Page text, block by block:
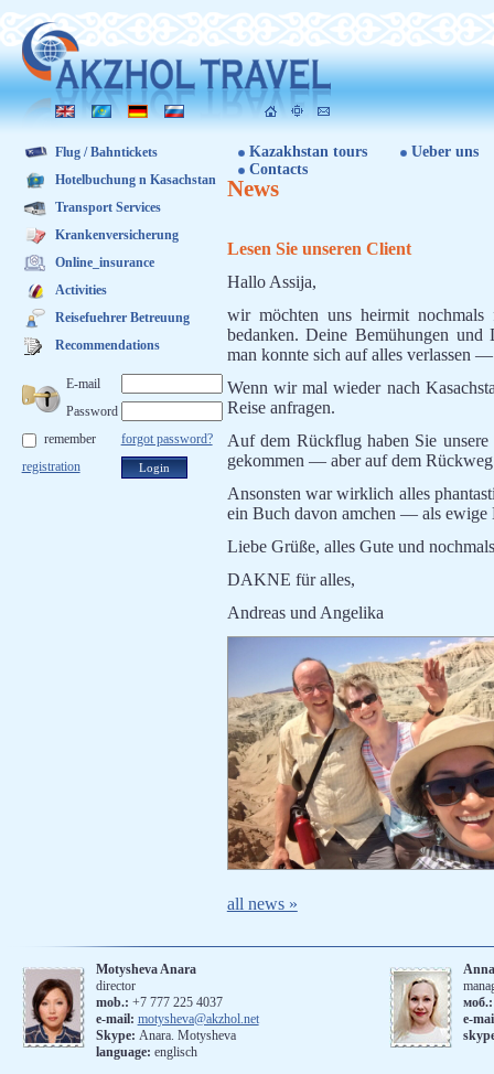
Kazakhstan tours
Ueber uns
Contacts
Flug / Bahntickets
Hotelbuchung n Kasachstan
Transport Services
Krankenversicherung
Online_insurance
Activities
Reisefuehrer Betreuung
Recommendations
E-mail
Password
forgot password?
remember
registration
News
Lesen Sie unseren Client
Hallo Assija,
wir möchten uns heirmit nochmals
bedanken. Deine Bemühungen
man konnte sich auf alles verlassen
Wenn wir mal wieder nach
Reise anfragen.
Auf dem Rückflug haben Sie
gekommen — aber auf dem
Ansonsten war wirklich alles
ein Buch davon amchen — als ewige
Liebe Grüße, alles Gute und nochmals
DAKNE für alles,
Andreas und Angelika
all news »
Motysheva Anara
director
mob.: +7 777 225 4037
e-mail: motysheva@akzhol.net
Skype: Anara. Motysheva
language: englisch
е-